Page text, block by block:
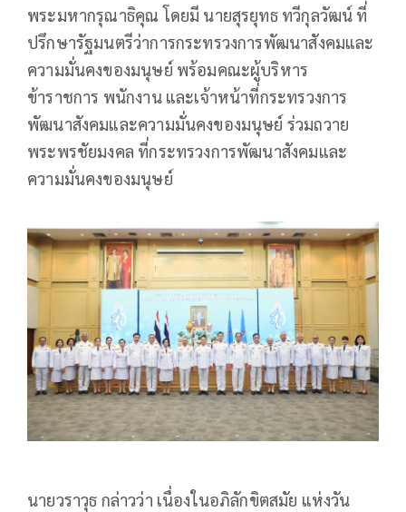
พระมหากรุณาธิคุณ โดยมี นายสุรยุทธ ทวีกุลวัฒน์ ที่
ปรึกษารัฐมนตรีว่าการกระทรวงการพัฒนาสังคมและ
ความมั่นคงของมนุษย์ พร้อมคณะผู้บริหาร
ข้าราชการ พนักงาน และเจ้าหน้าที่กระทรวงการ
พัฒนาสังคมและความมั่นคงของมนุษย์ ร่วมถวาย
พระพรชัยมงคล ที่กระทรวงการพัฒนาสังคมและ
ความมั่นคงของมนุษย์
นายวราวุธ กล่าวว่า เนื่องในอภิลักขิตสมัย แห่งวัน